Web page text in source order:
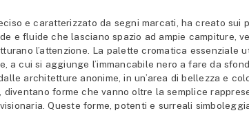
e caratterizzato da segni marcati, ha creato sui
e fluide che lasciano spazio ad ampie campiture,
l’attenzione. La palette cromatica essenziale
a cui si aggiunge l’immancabile nero a fare da
architetture anonime, in un’area di bellezza e
forme che vanno oltre la semplice
Queste forme, potenti e surreali